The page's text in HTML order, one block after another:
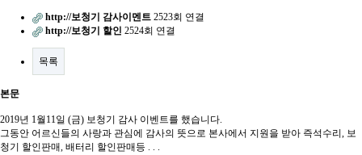
http://보청기 감사이멘트 2523회 연결
http://보청기 할인 2524회 연결
목록
본문
2019년 1월11일 (금) 보청기 감사 이벤트를 했습니다.
그동안 어르신들의 사랑과 관심에 감사의 뜻으로 본사에서 지원을 받아 즉석수리, 보
청기 할인판매, 배터리 할인판매등 . . .